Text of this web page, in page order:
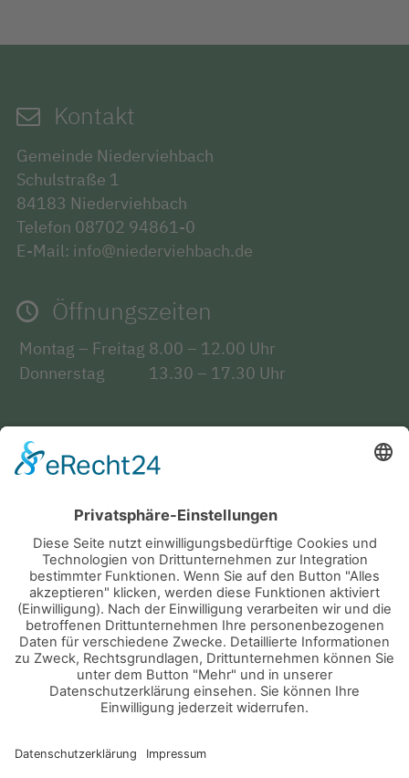
Kontakt
Gemeinde Niederviehbach
Schulstraße 1
84183 Niederviehbach
Telefon 08702 94861-0
E-Mail: info@niederviehbach.de
Öffnungszeiten
Montag – Freitag 8.00 – 12.00 Uhr
Donnerstag
13.30 – 17.30 Uhr
Fundsachen
Notruf
Abfallentsorgung